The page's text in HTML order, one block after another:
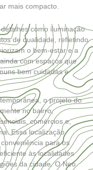
mais compacto.
como iluminação
de qualidade, refletindo
o bem-estar e a
com espaços que
bem cuidadas e
o projeto do
no bairro,
comércios e,
Essa localização
para os
às localidades
da cidade. O Neo